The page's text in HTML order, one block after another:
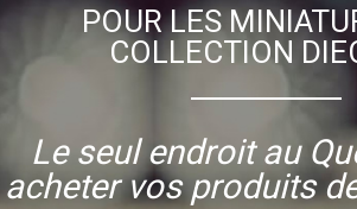
POUR LES
COLLECTION
Le seul endroit au
acheter vos produits